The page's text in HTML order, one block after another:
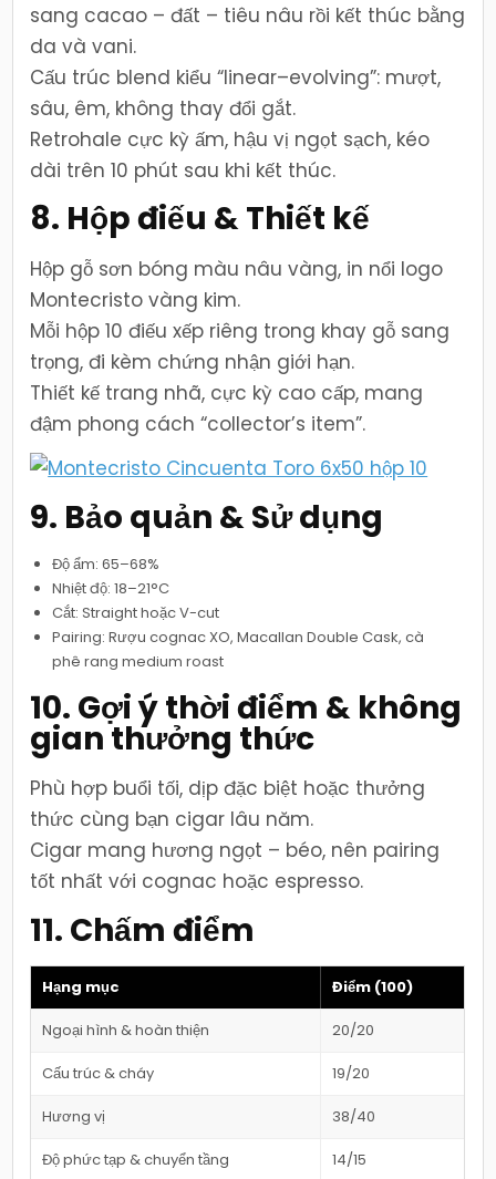
sang cacao – đất – tiêu nâu rồi kết thúc bằng
da và vani.
Cấu trúc blend kiểu “linear–evolving”: mượt,
sâu, êm, không thay đổi gắt.
Retrohale cực kỳ ấm, hậu vị ngọt sạch, kéo
dài trên 10 phút sau khi kết thúc.
8. Hộp điếu & Thiết kế
Hộp gỗ sơn bóng màu nâu vàng, in nổi logo
Montecristo vàng kim.
Mỗi hộp 10 điếu xếp riêng trong khay gỗ sang
trọng, đi kèm chứng nhận giới hạn.
Thiết kế trang nhã, cực kỳ cao cấp, mang
đậm phong cách “collector’s item”.
9. Bảo quản & Sử dụng
Độ ẩm: 65–68%
Nhiệt độ: 18–21°C
Cắt: Straight hoặc V-cut
Pairing: Rượu cognac XO, Macallan Double Cask, cà
phê rang medium roast
10. Gợi ý thời điểm & không
gian thưởng thức
Phù hợp buổi tối, dịp đặc biệt hoặc thưởng
thức cùng bạn cigar lâu năm.
Cigar mang hương ngọt – béo, nên pairing
tốt nhất với cognac hoặc espresso.
11. Chấm điểm
Hạng mục Điểm (100)
Ngoại hình & hoàn thiện 20/20
Cấu trúc & cháy 19/20
Hương vị 38/40
Độ phức tạp & chuyển tầng 14/15